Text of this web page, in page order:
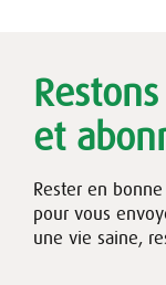
et
Rester en
pour vous
une vie saine,